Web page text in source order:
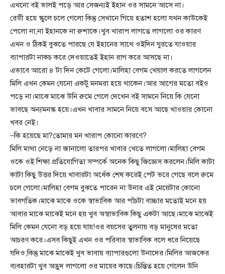
এখনো বই ভালই পড়ে আর সেজন্যই ইহান ওর সামনে আসে না।
রেডী হয়ে স্কুলে চলে গেলো কিন্তু সেখানে গিয়ে হতাশ হলো যখন কাউকেই
পেলো না,না ইহানকে না রুশাকে।খুব খারাপ লাগতে লাগলো ওর কারণ
এখন ও ঠিকই বুঝতে পারছে যে ইহানের সাথে ওইদিন ঘুরতে যাওয়ার
ব্যাপারটা নাকচ করে দেওয়াতেই ইহান রাগ করে আসছে না।
এভাবে আরো ৪ টা দিন কেটে গেলো।মালিহা বেগম খেয়াল করতে লাগলেন
মিলি এখন কেমন যেনো একটু মনমরা হয়ে থাকেন।আর আগের মতো বইও
পড়ে না।মাঝে মাঝে উনি রুমে গেলে দেখেন বই সামনে নিয়ে কি যেনো
ভাবছে অন্যমনস্ক হয়ে।এখন খাবার সামনে নিয়ে বসে আছে খাওয়ার কোনো
খবর নেই।
–কি হয়েছে মা?তোমার মন খারাপ কোনো কারণে?
মিলি মাথা নেড়ে না জানালো তারপর খাবার খেতে লাগলো।মালিহা বেগম
ওকে ওই শিক্ষা প্রতিযোগিতা সম্পর্কে অনেক কিছু জিজ্ঞেস করলেন।মিলি কাটা
কাটা কিছু উত্তর দিয়ে খাবারটা অর্ধেক শেষ করেই পেট ভরে গেছে বলে রুমে
চলে গেলো।মালিহা বেগম বুঝতে পারেন না উনার এই মেয়েটার কোনো
ভাবগতিক।মাঝে মাঝে ওকে স্বাভাবিক আর পাঁচটা বাচ্চার মতোই মনে হয়
আবার মাঝে মাঝেই মনে হয় খুব অস্বাভাবিক কিছু একটা আছে।মাঝে মাঝেই
মিলি কেমন যেনো বড় হয়ে যায়!ওর বয়সের তুলনায় বড় মানুষের মতো
আচরণ করে।এসব কিছুই এখন ওর পরিবার স্বাভাবিক বলে ধরে নিয়েছে
যদিও,কিন্তু মাঝে মাঝেই খুব ভাবায় ব্যাপারগুলো উনাদের।মিলির আজকের
ব্যবহারটা খুব অদ্ভুদ লাগলো ওর মায়ের কাছে।চিন্তিত হয়ে গেলেন উনি